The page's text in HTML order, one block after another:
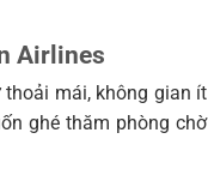
Airlines
thoải mái, không gian ít
ghé thăm phòng chờ